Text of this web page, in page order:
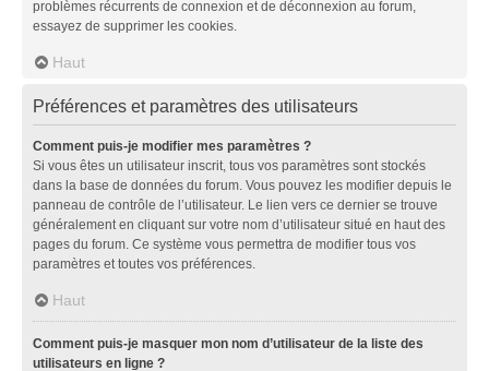
problèmes récurrents de connexion et de déconnexion au forum,
essayez de supprimer les cookies.
Haut
Préférences et paramètres des utilisateurs
Comment puis-je modifier mes paramètres ?
Si vous êtes un utilisateur inscrit, tous vos paramètres sont stockés
dans la base de données du forum. Vous pouvez les modifier depuis le
panneau de contrôle de l’utilisateur. Le lien vers ce dernier se trouve
généralement en cliquant sur votre nom d’utilisateur situé en haut des
pages du forum. Ce système vous permettra de modifier tous vos
paramètres et toutes vos préférences.
Haut
Comment puis-je masquer mon nom d’utilisateur de la liste des
utilisateurs en ligne ?